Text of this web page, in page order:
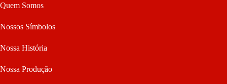
Quem Somos
Nossos Símbolos
Nossa História
Nossa Produção